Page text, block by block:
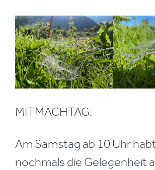
MITMACHTAG:
Am Samstag ab 10 Uhr
nochmals die Gelegenheit